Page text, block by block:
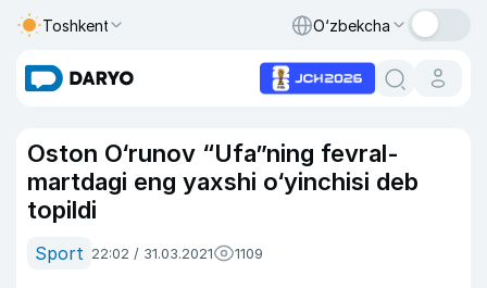
Toshkent O‘zbekcha
Oston O‘runov “Ufa”ning fevral-
martdagi eng yaxshi o‘yinchisi deb
topildi
Sport 22:02 / 31.03.2021 1109